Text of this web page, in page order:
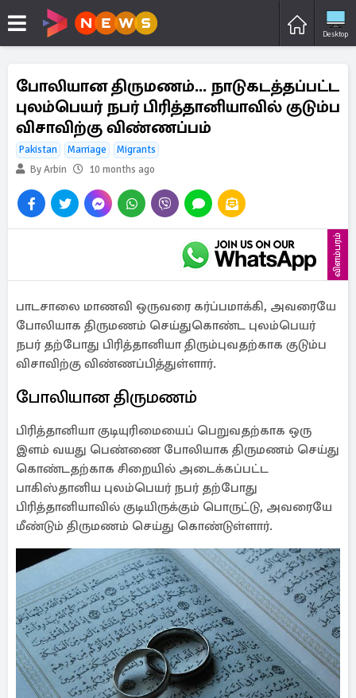
Desktop
போலியான திருமணம்... நாடுகடத்தப்பட்ட
புலம்பெயர் நபர் பிரித்தானியாவில் குடும்ப
விசாவிற்கு விண்ணப்பம்
Pakistan Marriage
Migrants
By Arbin
10 months ago
விளம்பரம்
பாடசாலை மாணவி ஒருவரை கர்ப்பமாக்கி, அவரையே
போலியாக திருமணம் செய்துகொண்ட புலம்பெயர்
நபர் தற்போது பிரித்தானியா திரும்புவதற்காக குடும்ப
விசாவிற்கு விண்ணப்பித்துள்ளார்.
போலியான திருமணம்
பிரித்தானியா குடியுரிமையைப் பெறுவதற்காக ஒரு
இளம் வயது பெண்ணை போலியாக திருமணம் செய்து
கொண்டதற்காக சிறையில் அடைக்கப்பட்ட
பாகிஸ்தானிய புலம்பெயர் நபர் தற்போது
பிரித்தானியாவில் குடியிருக்கும் பொருட்டு, அவரையே
மீண்டும் திருமணம் செய்து கொண்டுள்ளார்.